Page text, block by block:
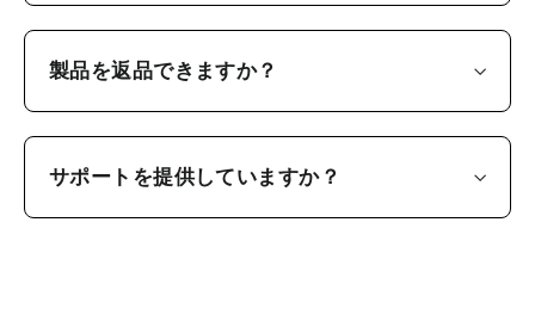
製品を返品できますか？
サポートを提供していますか？